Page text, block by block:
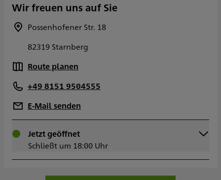
Wir freuen uns auf Sie
Possenhofener Str. 18
82319 Starnberg
Route planen
+49 8151 9504555
E-Mail senden
Jetzt geöffnet
Schließt um 18:00 Uhr
Montag
Dienstag
Mittwoch
09:00 - 18:00